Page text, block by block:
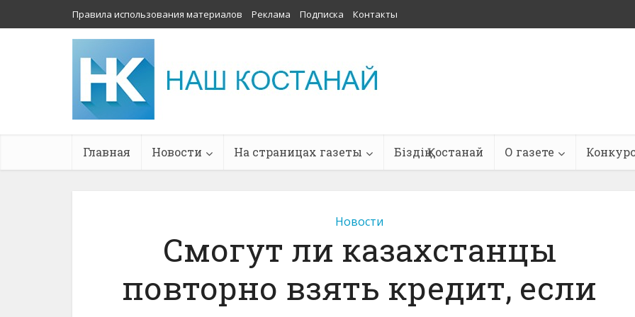
Правила использования материалов Реклама Подписка Контакты
Главная Новости На страницах газеты Біздің Қостанай О газете
Новости
Смогут ли казахстанцы
повторно взять кредит, если